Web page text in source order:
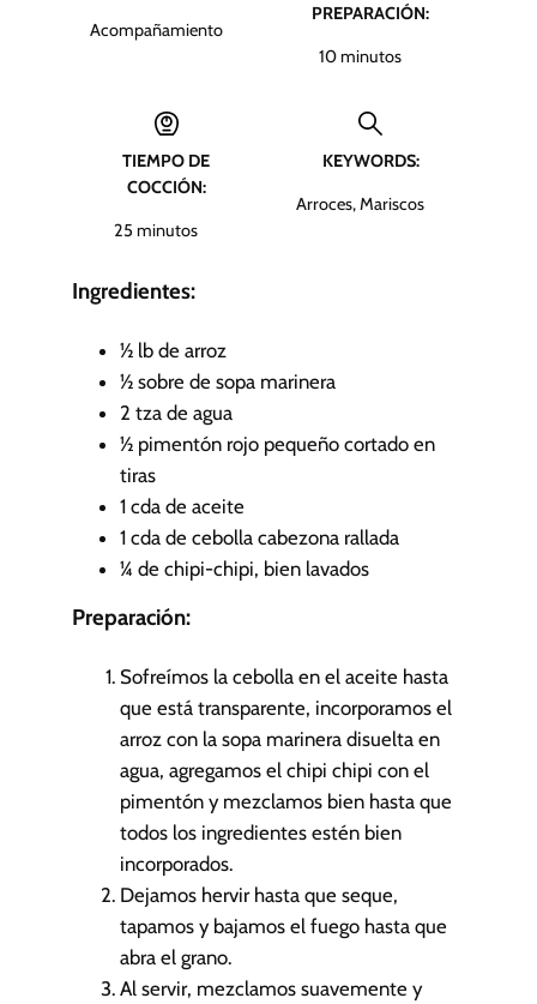
Acompañamiento
PREPARACIÓN:
10m
t
s
minutos
TIEMPO DE
COCCIÓN:
25 m
n
o
s
minutos
KEYWORDS:
Arroces, Mariscos
Ingredientes:
½ lb de arroz
½ sobre de sopa marinera
2 tza de agua
½ pimentón rojo pequeño cortado en
tiras
1 cda de aceite
1 cda de cebolla cabezona rallada
¼ de chipi-chipi, bien lavados
Preparación:
Sofreímos la cebolla en el aceite hasta
que está transparente, incorporamos el
arroz con la sopa marinera disuelta en
agua, agregamos el chipi chipi con el
pimentón y mezclamos bien hasta que
todos los ingredientes estén bien
incorporados.
Dejamos hervir hasta que seque,
tapamos y bajamos el fuego hasta que
abra el grano.
Al servir, mezclamos suavemente y